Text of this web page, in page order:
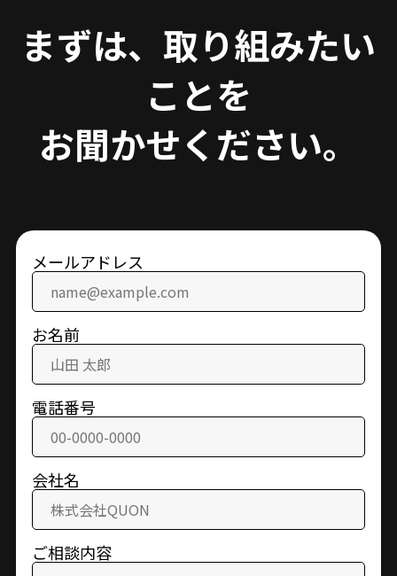
まずは、取り組みたい
ことを
お聞かせください。
メールアドレス
お名前
電話番号
会社名
ご相談内容